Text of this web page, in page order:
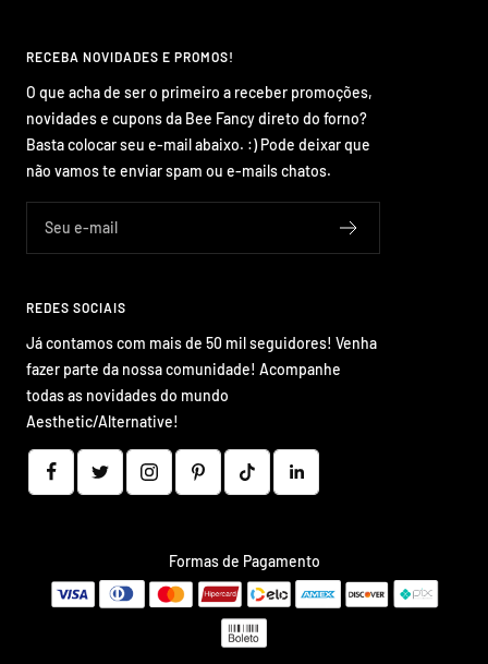
RECEBA NOVIDADES E PROMOS!
O que acha de ser o primeiro a receber promoções,
novidades e cupons da Bee Fancy direto do forno?
Basta colocar seu e-mail abaixo. :) Pode deixar que
não vamos te enviar spam ou e-mails chatos.
Seu e-mail
REDES SOCIAIS
Já contamos com mais de 50 mil seguidores! Venha
fazer parte da nossa comunidade! Acompanhe
todas as novidades do mundo
Aesthetic/Alternative!
Formas de Pagamento